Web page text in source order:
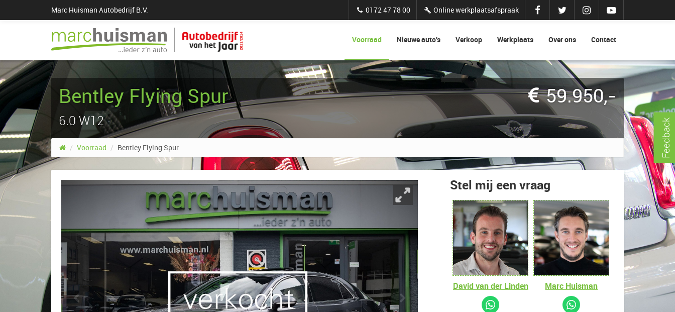
Marc Huisman Autobedrijf B.V. 0172 47 78 00 Online werkplaatsafspraak
Voorraad Nieuwe auto's Verkoop Werkplaats Over ons Contact
Bentley Flying Spur
6.0 W12
59.950,-
/ Voorraad / Bentley Flying Spur
Stel mij een vraag
David van der Linden Marc Huisman
Feedback